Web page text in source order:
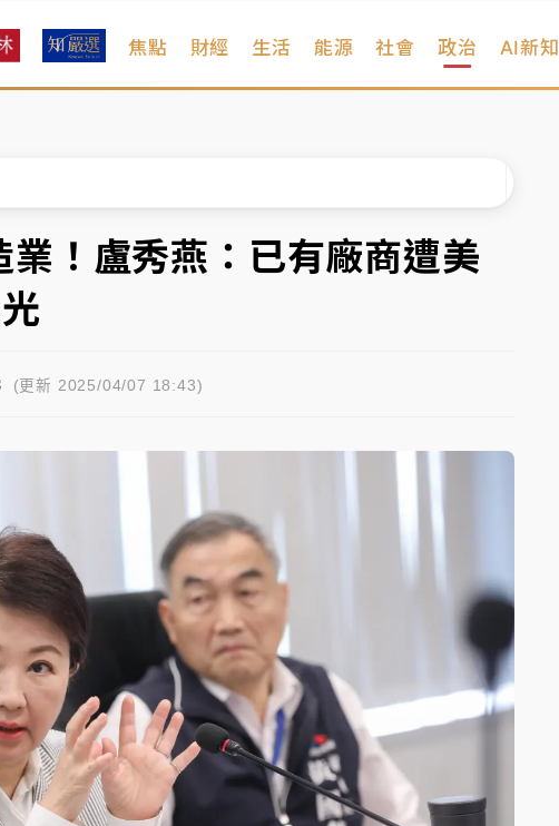
焦點 財經 生活 能源 社會 政治 AI新知
法院聲請遭駁 理由曝光
一度塞車 周六起展出延長至晚上7時
今重開羈押庭
扣畫面曝光
一度塞車 周六起展出延長至晚上7時
今重開羈押庭
到發紫」降雨熱區曝
！盧秀燕：已有廠商遭美
(更新 2025/04/07 18:43)